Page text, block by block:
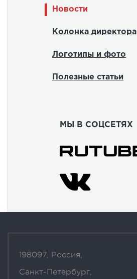
Новости
Колонка директора
Логотипы и фото
Полезные статьи
МЫ В СОЦСЕТЯХ
198097, Россия,
Санкт-Петербург,